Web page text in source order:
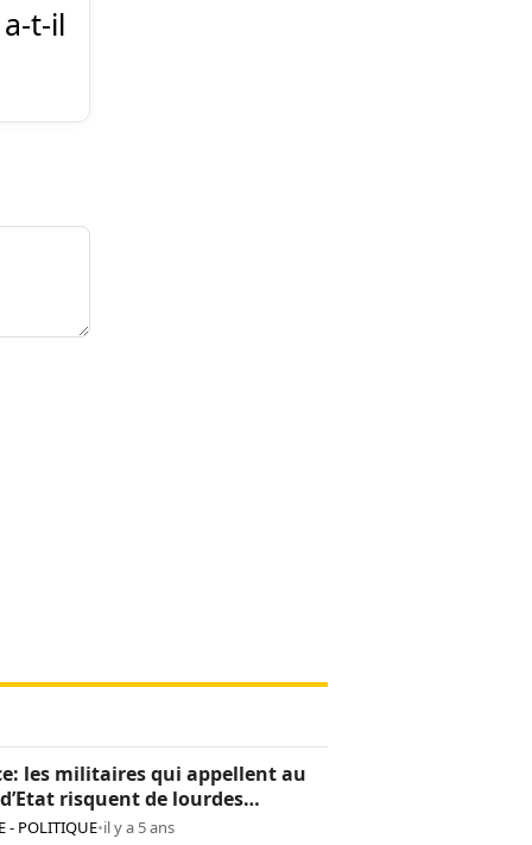
t-il
les militaires qui appellent au
risquent de lourdes
- POLITIQUE•il y a 5 ans